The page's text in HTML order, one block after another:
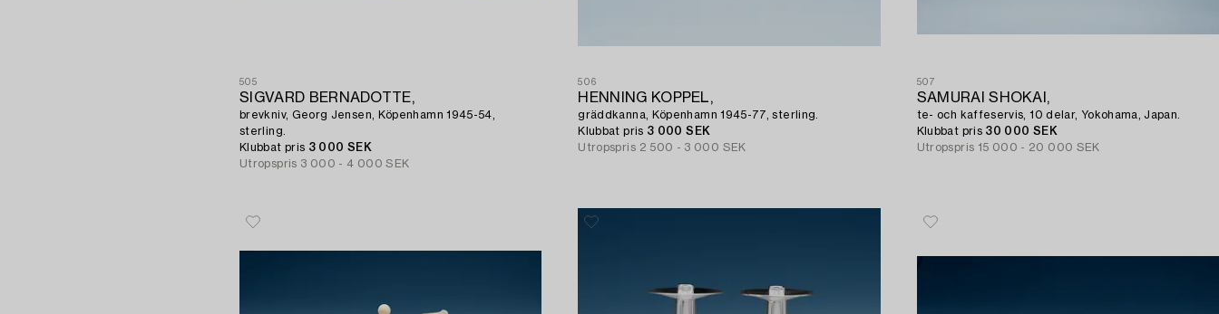
505
SIGVARD BERNADOTTE,
brevkniv, Georg Jensen, Köpenhamn 1945-54,
sterling.
Klubbat pris 3 000 SEK
Utropspris 3 000 - 4 000 SEK
506
HENNING KOPPEL,
gräddkanna, Köpenhamn 1945-77, sterling.
Klubbat pris 3 000 SEK
Utropspris 2 500 - 3 000 SEK
507
SAMURAI SHOKAI,
te- och kaffeservis, 10 delar, Yokohama, Japan.
Klubbat pris 30 000 SEK
Utropspris 15 000 - 20 000 SEK